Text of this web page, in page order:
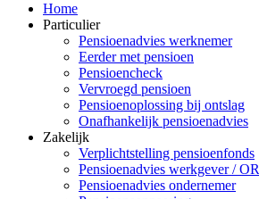
Home
Particulier
Pensioenadvies werknemer
Eerder met pensioen
Pensioencheck
Vervroegd pensioen
Pensioenoplossing bij ontslag
Onafhankelijk pensioenadvies
Zakelijk
Verplichtstelling pensioenfonds
Pensioenadvies werkgever / OR
Pensioenadvies ondernemer